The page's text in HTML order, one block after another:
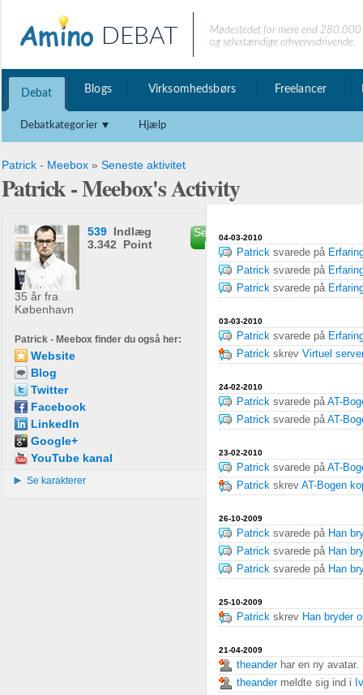
DEBAT
Mødestedet for mere end
og selvstændige erhvervsdrivende.
Debat Blogs Virksomhedsbørs Freelancer
Debatkategorier Hjælp
Patrick - Meebox » Seneste aktivitet
Patrick - Meebox's Activity
35 år fra
København
539 Indlæg
3.342 Point
Send privat
besked
Patrick - Meebox finder du også her:
Website
Blog
Twitter
Facebook
LinkedIn
Google+
YouTube kanal
Se karakterer
04-03-2010
Patrick svarede på
Patrick svarede på
Patrick svarede på
03-03-2010
Patrick svarede på
Patrick skrev Virtuel
24-02-2010
Patrick svarede påAT-
Patrick svarede påAT-
23-02-2010
Patrick svarede påAT-
Patrick skrev AT-Bogen
26-10-2009
Patrick svarede på Han
Patrick svarede på Han
Patrick svarede på Han
25-10-2009
Patrick skrev Han bryder
21-04-2009
theanderhar en ny avatar.
theandermeldte sig ind i